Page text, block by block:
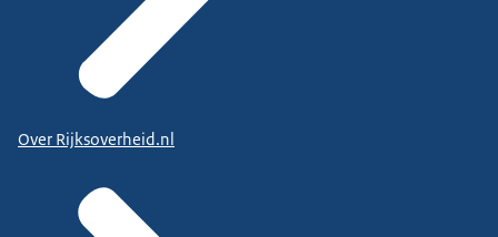
Over Rijksoverheid.nl